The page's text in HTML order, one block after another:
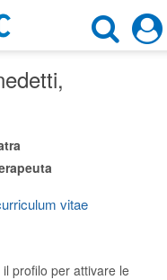
×
×
,
vitae
profilo per attivare le